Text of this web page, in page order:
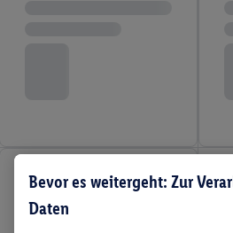
Bevor es weitergeht: Zur
Daten